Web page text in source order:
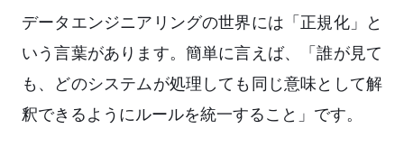
データエンジニアリングの世界には「正規化」と
いう言葉があります。簡単に言えば、「誰が見て
も、どのシステムが処理しても同じ意味として解
釈できるようにルールを統一すること」です。